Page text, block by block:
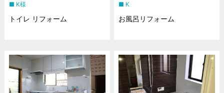
K様
トイレ リフォーム
K
お風呂リフォーム